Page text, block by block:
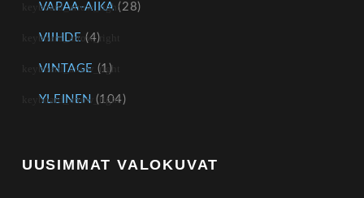
VAPAA-AIKA (28)
VIIHDE (4)
VINTAGE (1)
YLEINEN (104)
UUSIMMAT VALOKUVAT